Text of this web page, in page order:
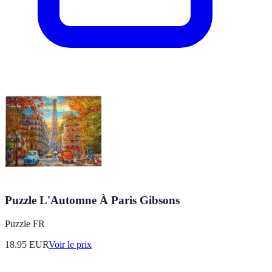
Puzzle L'Automne À Paris Gibsons
Puzzle FR
18.95 EURVoir le prix